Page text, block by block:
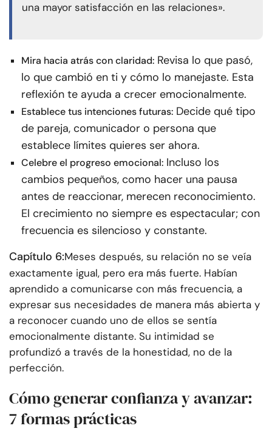
una mayor satisfacción en las relaciones».
Mira hacia atrás con claridad: Revisa lo que pasó,
lo que cambió en ti y cómo lo manejaste. Esta
reflexión te ayuda a crecer emocionalmente.
Establece tus intenciones futuras: Decide qué tipo
de pareja, comunicador o persona que
establece límites quieres ser ahora.
Celebre el progreso emocional: Incluso los
cambios pequeños, como hacer una pausa
antes de reaccionar, merecen reconocimiento.
El crecimiento no siempre es espectacular; con
frecuencia es silencioso y constante.
Capítulo 6:Meses después, su relación no se veía
exactamente igual, pero era más fuerte. Habían
aprendido a comunicarse con más frecuencia, a
expresar sus necesidades de manera más abierta y
a reconocer cuando uno de ellos se sentía
emocionalmente distante. Su intimidad se
profundizó a través de la honestidad, no de la
perfección.
Cómo generar confianza y avanzar:
7 formas prácticas